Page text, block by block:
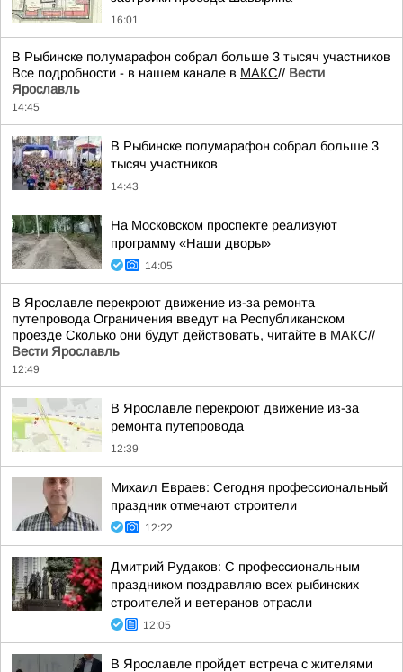
16:01
В Рыбинске полумарафон собрал больше 3 тысяч участников
Все подробности - в нашем канале в МАКС// Вести
Ярославль
14:45
В Рыбинске полумарафон собрал больше 3
тысяч участников
14:43
На Московском проспекте реализуют
программу «Наши дворы»
14:05
В Ярославле перекроют движение из-за ремонта
путепровода Ограничения введут на Республиканском
проезде Сколько они будут действовать, читайте в МАКС//
Вести Ярославль
12:49
В Ярославле перекроют движение из-за
ремонта путепровода
12:39
Михаил Евраев: Сегодня профессиональный
праздник отмечают строители
12:22
Дмитрий Рудаков: С профессиональным
праздником поздравляю всех рыбинских
строителей и ветеранов отрасли
12:05
В Ярославле пройдет встреча с жителями